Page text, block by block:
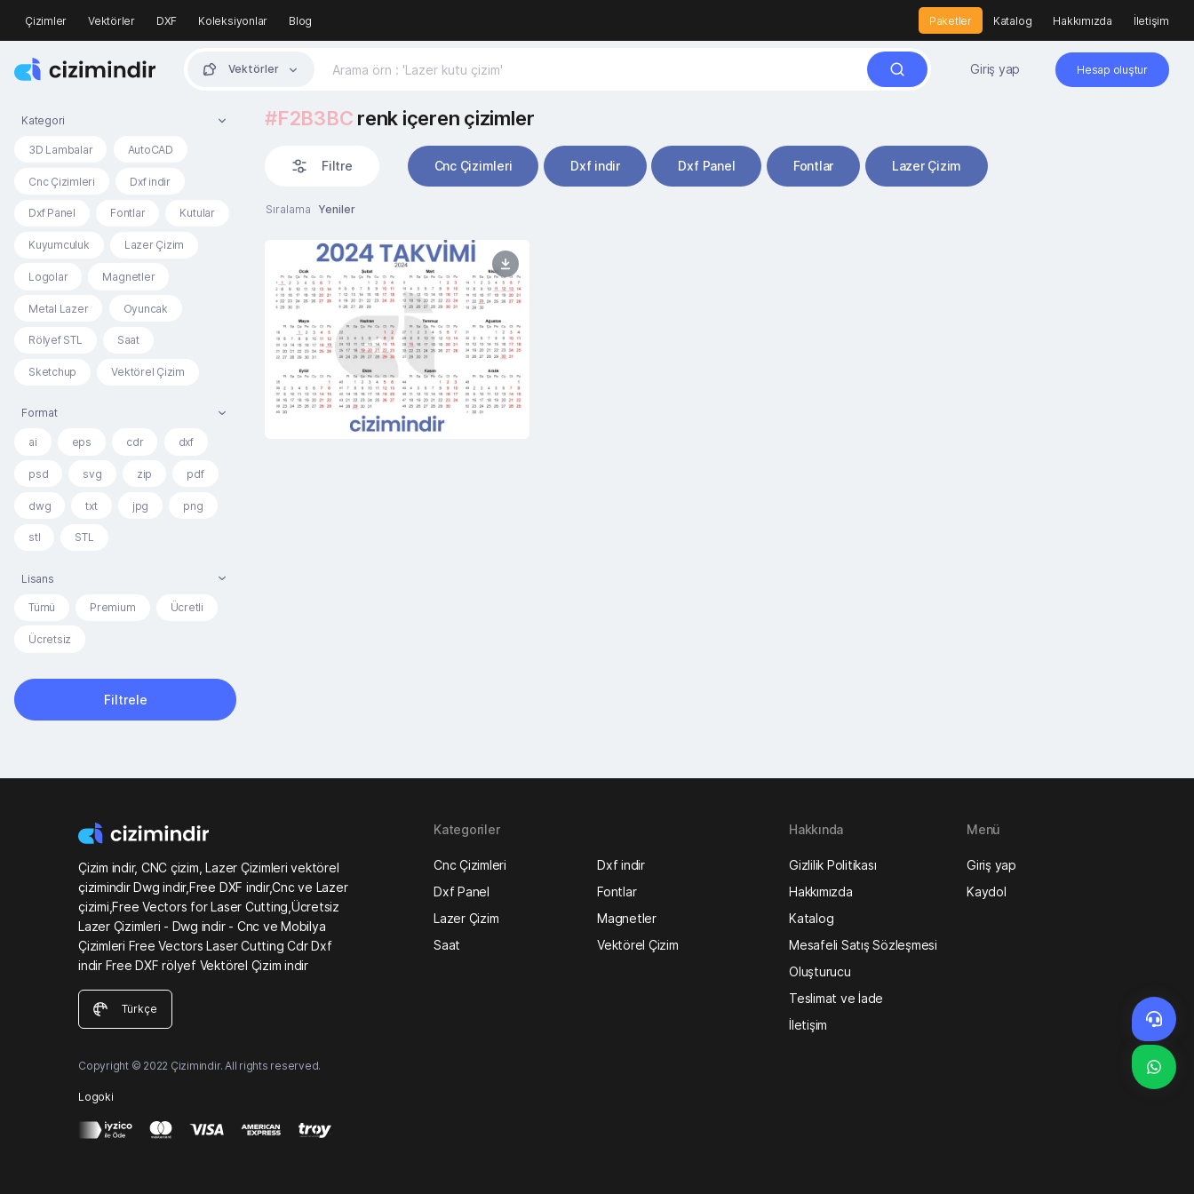
Çizimler Vektörler DXF Koleksiyonlar Blog Paketler Katalog Hakkımızda İletişim
Vektörler Giriş yap Hesap oluştur
Kategori
3D Lambalar AutoCAD
Cnc Çizimleri Dxf indir
Dxf Panel Fontlar Kutular
Kuyumculuk Lazer Çizim
Logolar Magnetler
Metal Lazer Oyuncak
Rölyef STL Saat
Sketchup Vektörel Çizim
Format
ai eps cdr dxf
psd svg zip pdf
dwg txt jpg png
stl STL
Lisans
Tümü Premium Ücretli
Ücretsiz
Filtrele
#F2B3BC renk içeren çizimler
Filtre Cnc Çizimleri Dxf indir Dxf Panel Fontlar Lazer Çizim
Sıralama Yeniler
Çizim indir, CNC çizim, Lazer Çizimleri vektörel
çizimindir Dwg indir,Free DXF indir,Cnc ve Lazer
çizimi,Free Vectors for Laser Cutting,Ücretsiz
Lazer Çizimleri - Dwg indir - Cnc ve Mobilya
Çizimleri Free Vectors Laser Cutting Cdr Dxf
indir Free DXF rölyef Vektörel Çizim indir
Türkçe
Copyright © 2022 Çizimindir. All rights reserved.
Logoki
Kategoriler
Cnc Çizimleri
Dxf indir
Dxf Panel
Fontlar
Lazer Çizim
Magnetler
Saat
Vektörel Çizim
Hakkında
Gizlilik Politikası
Hakkımızda
Katalog
Mesafeli Satış Sözleşmesi
Oluşturucu
Teslimat ve İade
İletişim
Menü
Giriş yap
Kaydol